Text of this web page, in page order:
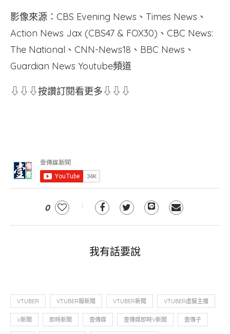
影像來源：CBS Evening News、Times News、
Action News Jax (CBS47 & FOX30)、CBC News:
The National、CNN-News18、BBC News、
Guardian News Youtube頻道
⇩⇩⇩按讚訂閱看更多⇩⇩⇩
0
我有話要說
VTUBER VTUBER報新聞 VTUBER新聞 VTUBER虛擬主播
V新聞 即時新聞 壹傳媒 壹傳媒即時V新聞 壹傳子